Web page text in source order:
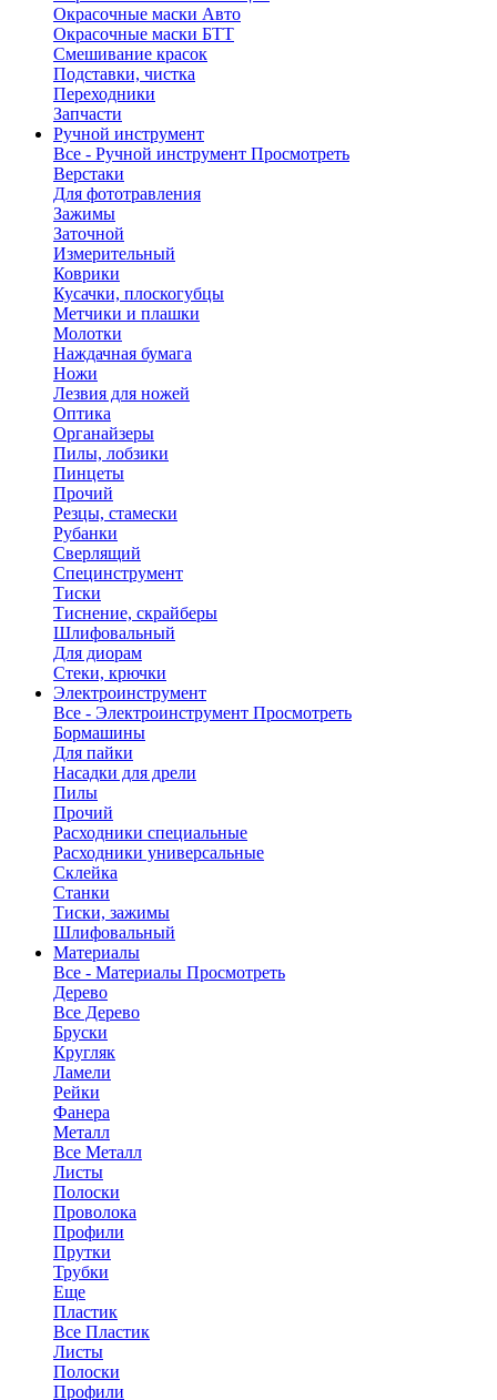
Окрасочные маски Авто
Окрасочные маски БТТ
Смешивание красок
Подставки, чистка
Переходники
Запчасти
Ручной инструмент
Все - Ручной инструмент Просмотреть
Верстаки
Для фототравления
Зажимы
Заточной
Измерительный
Коврики
Кусачки, плоскогубцы
Метчики и плашки
Молотки
Наждачная бумага
Ножи
Лезвия для ножей
Оптика
Органайзеры
Пилы, лобзики
Пинцеты
Прочий
Резцы, стамески
Рубанки
Сверлящий
Специнструмент
Тиски
Тиснение, скрайберы
Шлифовальный
Для диорам
Стеки, крючки
Электроинструмент
Все - Электроинструмент Просмотреть
Бормашины
Для пайки
Насадки для дрели
Пилы
Прочий
Расходники специальные
Расходники универсальные
Склейка
Станки
Тиски, зажимы
Шлифовальный
Материалы
Все - Материалы Просмотреть
Дерево
Все Дерево
Бруски
Кругляк
Ламели
Рейки
Фанера
Металл
Все Металл
Листы
Полоски
Проволока
Профили
Прутки
Трубки
Еще
Пластик
Все Пластик
Листы
Полоски
Профили